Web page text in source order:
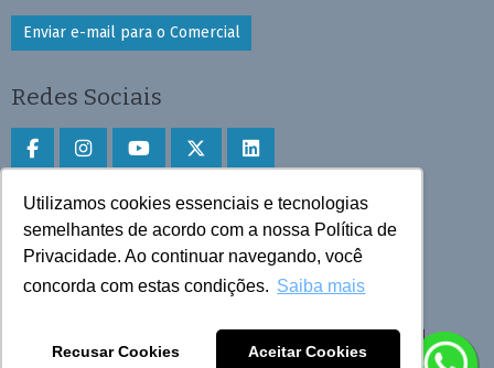
Utilizamos cookies essenciais e tecnologias
semelhantes de acordo com a nossa Política de
Privacidade. Ao continuar navegando, você
concorda com estas condições. Saiba mais
Recusar Cookies Aceitar Cookies
Enviar e-mail para o Comercial
Redes Sociais
Faça download do aplicativo
Play Store e App Store
Todos os direitos reservados © 2025 Cruzeiro do Sul